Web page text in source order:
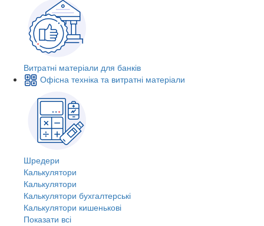
Витратні матеріали для банків
Офісна техніка та витратні матеріали
Шредери
Калькулятори
Калькулятори
Калькулятори бухгалтерські
Калькулятори кишенькові
Показати всі